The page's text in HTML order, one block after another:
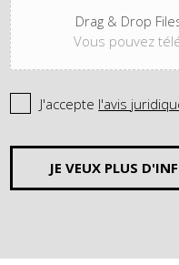
Drag & Drop
Vous pouvez
J'accepte l'avis
JE VEUX PLUS